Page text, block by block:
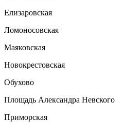
Елизаровская
Ломоносовская
Маяковская
Новокрестовская
Обухово
Площадь Александра Невского
Приморская